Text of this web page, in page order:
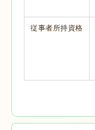
従事者所持資格